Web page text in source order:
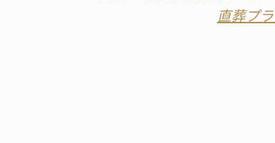
直葬プ